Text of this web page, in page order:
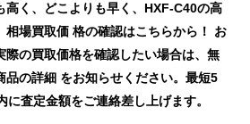
高く、どこよりも早く、HXF-C40の高
相場買取価 格の確認はこちらから！ お
際の買取価格を確認したい場合は、無
品の詳細 をお知らせください。最短5
査定金額をご連絡差し上げます。